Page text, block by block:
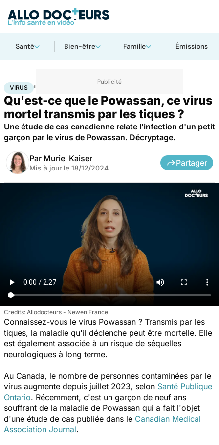
Santé Bien-être Famille Émissions
Accueil Santé Maladies infectieuses
VIRUS
Qu'est-ce que le Powassan, ce virus
mortel transmis par les tiques ?
Une étude de cas canadienne relate l'infection d'un petit
garçon par le virus de Powassan. Décryptage.
Par Muriel Kaiser
Mis à jour le 18/12/2024
Partager
Allodocteurs - Newen France
Connaissez-vous le virus Powassan ? Transmis par les
tiques, la maladie qu'il déclenche peut être mortelle. Elle
est également associée à un risque de séquelles
neurologiques à long terme.
Au Canada, le nombre de personnes contaminées par le
virus augmente depuis juillet 2023, selon Santé Publique
Ontario. Récemment, c'est un garçon de neuf ans
souffrant de la maladie de Powassan qui a fait l'objet
d'une étude de cas publiée dans le Canadian Medical
Association Journal.